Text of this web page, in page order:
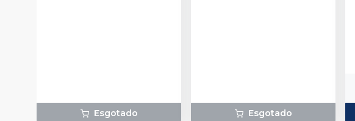
Esgotado Esgotado